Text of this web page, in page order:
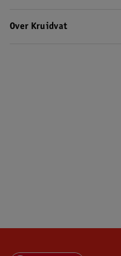
Over Kruidvat